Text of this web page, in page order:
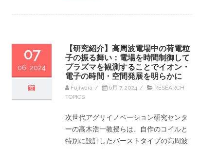
07
06, 2024
【研究紹介】高周波電場中の荷電粒
子の振る舞い：電場を時間制御して
プラズマを観測することでイオン・
電子の時間・空間発展を明らかに
Fujiwara / 6月 7, 2024 /
RESEARCH
TOPICS
次世代アグリイノベーション研究センタ
ーの高木浩一教授らは、自作のコイルと
特別に設計したバーストタイプの高周波